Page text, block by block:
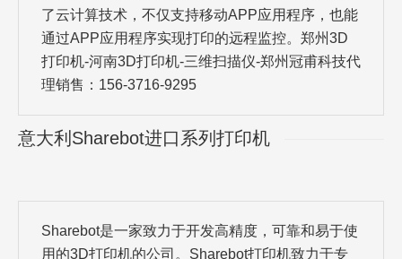
了云计算技术，不仅支持移动APP应用程序，也能
通过APP应用程序实现打印的远程监控。郑州3D
打印机-河南3D打印机-三维扫描仪-郑州冠甫科技代
理销售：156-3716-9295
意大利Sharebot进口系列打印机
Sharebot是一家致力于开发高精度，可靠和易于使
用的3D打印机的公司。Sharebot打印机致力于专